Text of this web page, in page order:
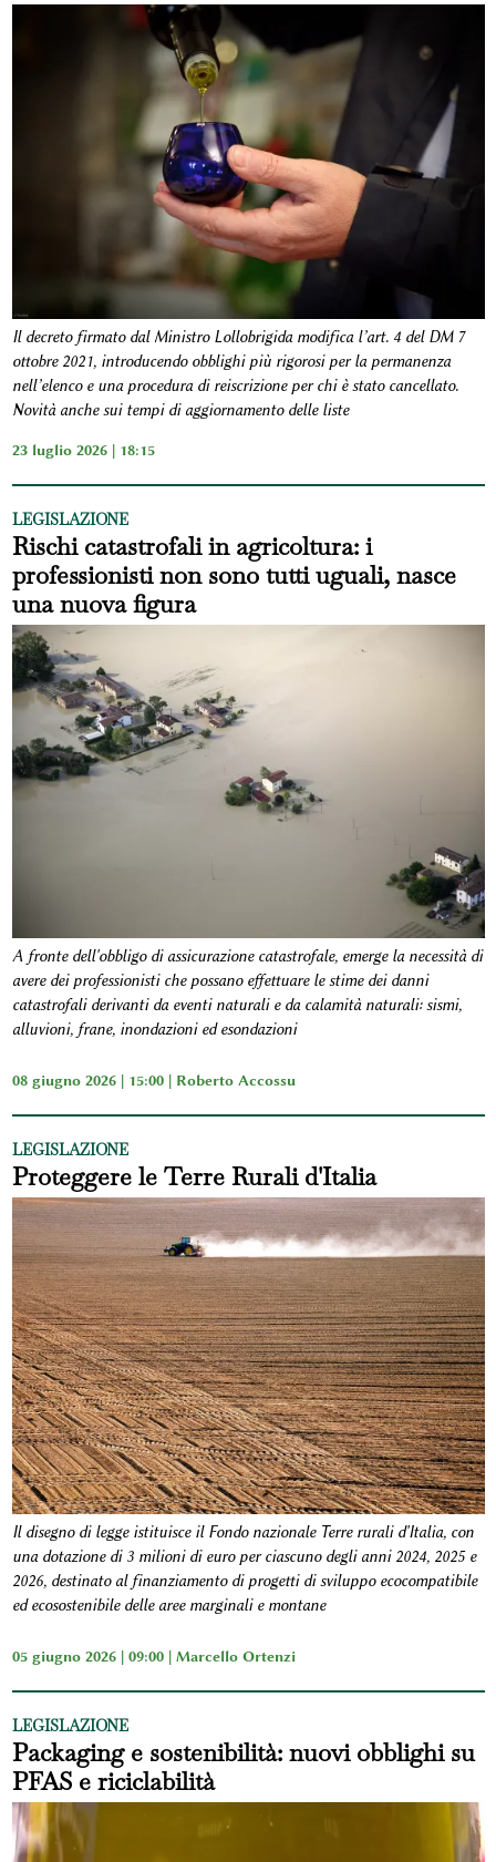
Il decreto firmato dal Ministro Lollobrigida modifica l’art. 4 del DM 7
ottobre 2021, introducendo obblighi più rigorosi per la permanenza
nell’elenco e una procedura di reiscrizione per chi è stato cancellato.
Novità anche sui tempi di aggiornamento delle liste
23 luglio 2026 | 18:15
LEGISLAZIONE
Rischi catastrofali in agricoltura: i
professionisti non sono tutti uguali, nasce
una nuova figura
A fronte dell'obbligo di assicurazione catastrofale, emerge la necessità di
avere dei professionisti che possano effettuare le stime dei danni
catastrofali derivanti da eventi naturali e da calamità naturali: sismi,
alluvioni, frane, inondazioni ed esondazioni
08 giugno 2026 | 15:00 | Roberto Accossu
LEGISLAZIONE
Proteggere le Terre Rurali d'Italia
Il disegno di legge istituisce il Fondo nazionale Terre rurali d'Italia, con
una dotazione di 3 milioni di euro per ciascuno degli anni 2024, 2025 e
2026, destinato al finanziamento di progetti di sviluppo ecocompatibile
ed ecosostenibile delle aree marginali e montane
05 giugno 2026 | 09:00 | Marcello Ortenzi
LEGISLAZIONE
Packaging e sostenibilità: nuovi obblighi su
PFAS e riciclabilità